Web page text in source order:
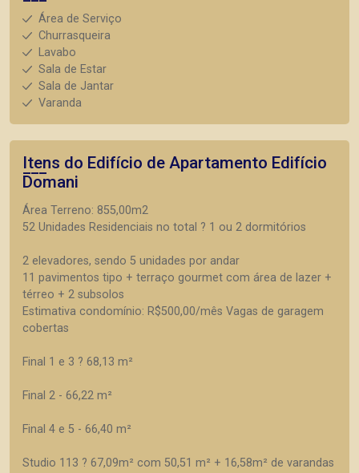
Área de Serviço
Churrasqueira
Lavabo
Sala de Estar
Sala de Jantar
Varanda
Itens do Edifício de Apartamento Edifício
Domani
Área Terreno: 855,00m2
52 Unidades Residenciais no total ? 1 ou 2 dormitórios
2 elevadores, sendo 5 unidades por andar
11 pavimentos tipo + terraço gourmet com área de lazer +
térreo + 2 subsolos
Estimativa condomínio: R$500,00/mês Vagas de garagem
cobertas
Final 1 e 3 ? 68,13 m²
Final 2 - 66,22 m²
Final 4 e 5 - 66,40 m²
Studio 113 ? 67,09m² com 50,51 m² + 16,58m² de varandas